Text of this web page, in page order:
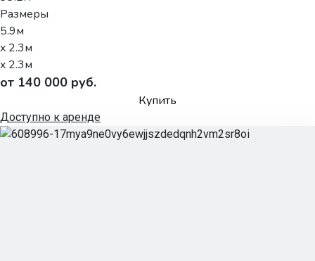
Размеры
5.9м
x 2.3м
x 2.3м
от 140 000 руб.
Купить
Доступно к аренде